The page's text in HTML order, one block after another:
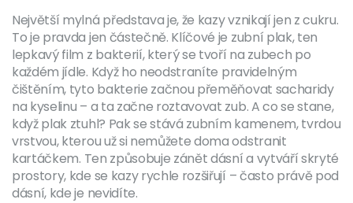
Největší mylná představa je, že kazy vznikají jen z cukru.
To je pravda jen částečně. Klíčové je zubní plak,ten
lepkavý film z bakterií, který se tvoří na zubech po
každém jídle. Když ho neodstraníte pravidelným
čištěním, tyto bakterie začnou přeměňovat sacharidy
na kyselinu – a ta začne roztavovat zub. A co se stane,
když plak ztuhl? Pak se stává zubním kamenem,tvrdou
vrstvou, kterou už si nemůžete doma odstranit
kartáčkem. Ten způsobuje zánět dásní a vytváří skryté
prostory, kde se kazy rychle rozšiřují – často právě pod
dásní, kde je nevidíte.